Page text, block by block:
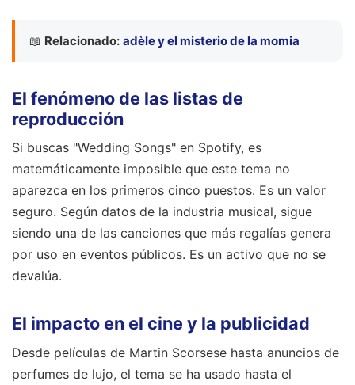
📖 Relacionado: adèle y el misterio de la momia
El fenómeno de las listas de
reproducción
Si buscas "Wedding Songs" en Spotify, es
matemáticamente imposible que este tema no
aparezca en los primeros cinco puestos. Es un valor
seguro. Según datos de la industria musical, sigue
siendo una de las canciones que más regalías genera
por uso en eventos públicos. Es un activo que no se
devalúa.
El impacto en el cine y la publicidad
Desde películas de Martin Scorsese hasta anuncios de
perfumes de lujo, el tema se ha usado hasta el